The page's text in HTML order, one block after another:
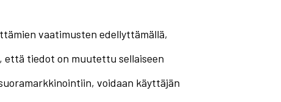
vaatimusten edellyttämällä,
tiedot on muutettu sellaiseen
voidaan käyttäjän